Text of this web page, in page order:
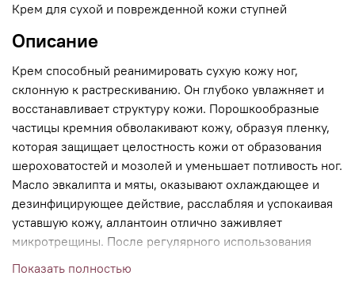
Крем для сухой и поврежденной кожи ступней
Описание
Крем способный реанимировать сухую кожу ног,
склонную к растрескиванию. Он глубоко увлажняет и
восстанавливает структуру кожи. Порошкообразные
частицы кремния обволакивают кожу, образуя пленку,
которая защищает целостность кожи от образования
шероховатостей и мозолей и уменьшает потливость ног.
Масло эвкалипта и мяты, оказывают охлаждающее и
дезинфицирующее действие, расслабляя и успокаивая
уставшую кожу, аллантоин отлично заживляет
микротрещины. После регулярного использования
кожа становится мягкой, гладкой и увлажненной.
Показать полностью